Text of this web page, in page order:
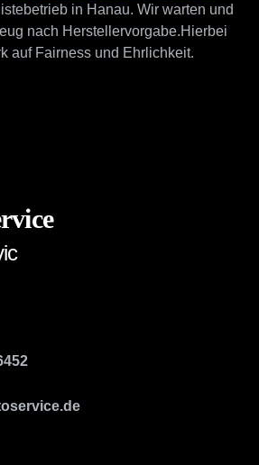
in Hanau. Wir warten und
nach Herstellervorgabe.Hierbei
auf Fairness und Ehrlichkeit.